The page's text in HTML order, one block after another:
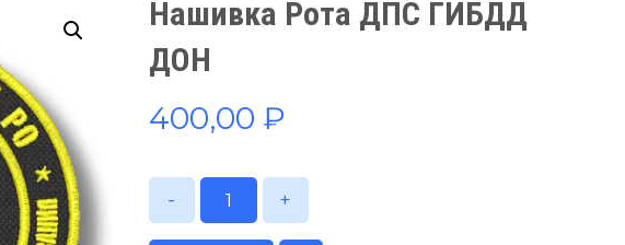
Нашивка Рота ДПС ГИБДД
ДОН
400,00 ₽
- +